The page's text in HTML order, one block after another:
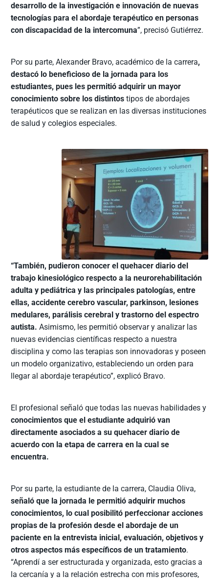
desarrollo de la investigación e innovación de nuevas
tecnologías para el abordaje terapéutico en personas
con discapacidad de la intercomuna”, precisó Gutiérrez.
Por su parte, Alexander Bravo, académico de la carrera,
destacó lo beneficioso de la jornada para los
estudiantes, pues les permitió adquirir un mayor
conocimiento sobre los distintos tipos de abordajes
terapéuticos que se realizan en las diversas instituciones
de salud y colegios especiales.
“También, pudieron conocer el quehacer diario del
trabajo kinesiológico respecto a la neurorehabilitación
adulta y pediátrica y las principales patologías, entre
ellas, accidente cerebro vascular, parkinson, lesiones
medulares, parálisis cerebral y trastorno del espectro
autista.Asimismo, les permitió observar y analizar las
nuevas evidencias científicas respecto a nuestra
disciplina y como las terapias son innovadoras y poseen
un modelo organizativo, estableciendo un orden para
llegar al abordaje terapéutico”, explicó Bravo.
El profesional señaló que todas las nuevas habilidades y
conocimientos que el estudiante adquirió van
directamente asociados a su quehacer diario de
acuerdo con la etapa de carrera en la cual se
encuentra.
Por su parte, la estudiante de la carrera, Claudia Oliva,
señaló que la jornada le permitió adquirir muchos
conocimientos, lo cual posibilitó perfeccionar acciones
propias de la profesión desde el abordaje de un
paciente en la entrevista inicial, evaluación, objetivos y
otros aspectos más específicos de un tratamiento.
“Aprendí a ser estructurada y organizada, esto gracias a
la cercanía y a la relación estrecha con mis profesores,